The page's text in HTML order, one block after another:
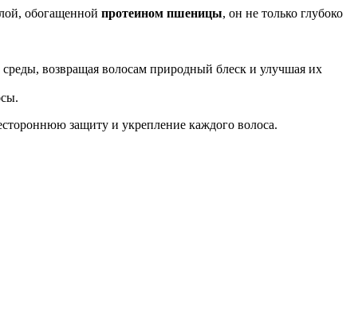
обогащенной протеином пшеницы, он не только глубоко
возвращая волосам природный блеск и улучшая их
защиту и укрепление каждого волоса.